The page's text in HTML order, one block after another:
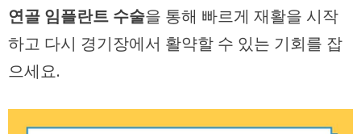
연골 임플란트 수술을 통해 빠르게 재활을 시작
하고 다시 경기장에서 활약할 수 있는 기회를 잡
으세요.